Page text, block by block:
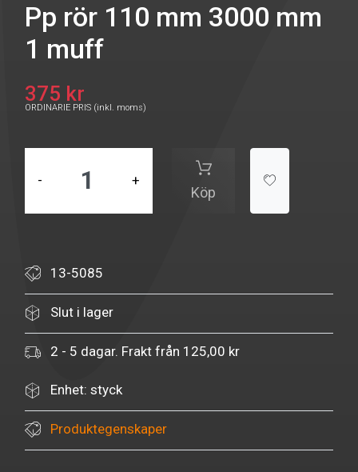
Pp rör 110 mm 3000 mm
1 muff
375 kr
ORDINARIE PRIS (inkl. moms)
- +
Köp
13-5085
Slut i lager
2 - 5 dagar. Frakt från 125,00 kr
Enhet: styck
Produktegenskaper